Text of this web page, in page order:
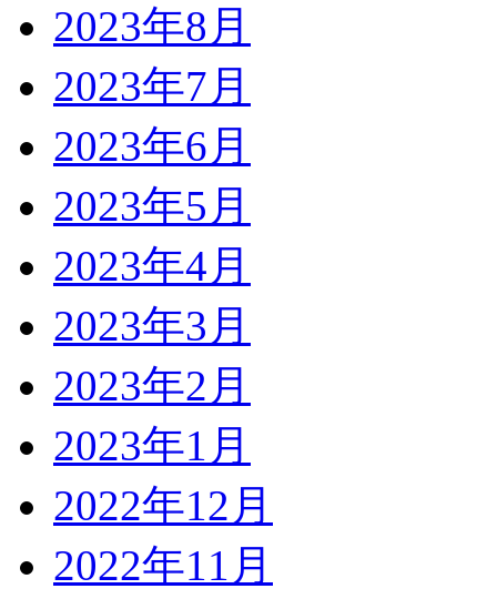
2023年8月
2023年7月
2023年6月
2023年5月
2023年4月
2023年3月
2023年2月
2023年1月
2022年12月
2022年11月